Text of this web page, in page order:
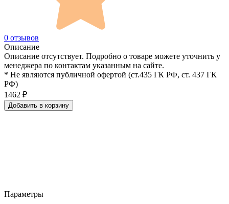
0 отзывов
Описание
Описание отсутствует. Подробно о товаре можете уточнить у
менеджера по контактам указанным на сайте.
* Не являются публичной офертой (ст.435 ГК РФ, cт. 437 ГК
РФ)
1462 ₽
Добавить в корзину
Параметры